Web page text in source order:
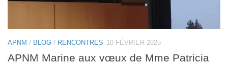
APNM / BLOG / RENCONTRES 10 FÉVRIER 2025
APNM Marine aux vœux de Mme Patricia